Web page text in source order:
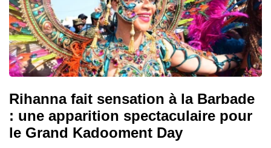
Rihanna fait sensation à la Barbade
: une apparition spectaculaire pour
le Grand Kadooment Day